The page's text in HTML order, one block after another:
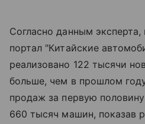
Согласно данным
портал "Китайские
реализовано 122 тысячи
больше, чем в прошлом
продаж за первую
660 тысяч машин, показав